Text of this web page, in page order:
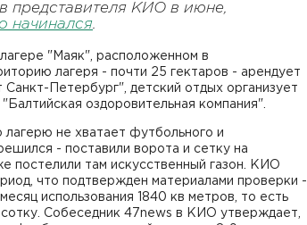
представителя КИО в июне,
начинался.
"Маяк", расположенном в
лагеря - почти 25 гектаров - арендует
Петербург", детский отдых организует
оздоровительная компания".
лагерю не хватает футбольного и
- поставили ворота и сетку на
постелили там искусственный газон. КИО
что подтвержден материалами проверки -
использования 1840 кв метров, то есть
Собеседник 47news в КИО утверждает,